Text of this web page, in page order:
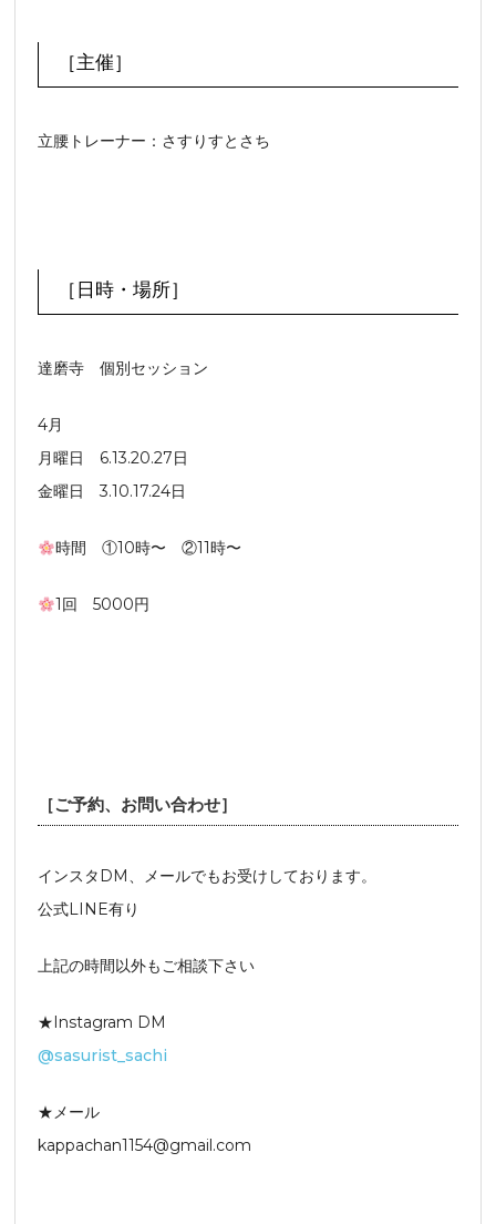
［主催］
立腰トレーナー： さすりすとさち
［日時・場所］
達磨寺 個別セッション
4月
月曜日 6.13.20.27日
金曜日 3.10.17.24日
時間 ①10時〜 ②11時〜
1回 5000円
［ご予約、お問い合わせ］
インスタDM、メールでもお受けしております。
公式LINE有り
上記の時間以外もご相談下さい
★Instagram DM
@sasurist_sachi
★メール
kappachan1154@gmail.com